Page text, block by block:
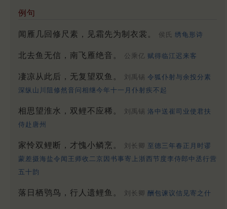
例句
闻雁几回修尺素，见霜先为制衣裳。 侯氏 绣龟形诗
北去鱼无信，南飞雁绝音。 公乘亿 赋得临江迟来客
凄凉从此后，无复望双鱼。 刘禹锡 令狐仆射与余投分素
深纵山川阻修然音问相继今年十一月仆射疾不起
相思望淮水，双鲤不应稀。 刘禹锡 洛中送崔司业使君扶
侍赴唐州
家怜双鲤断，才愧小鳞烹。 刘长卿 至德三年春正月时谬
蒙差摄海盐令闻王师收二京因书事寄上浙西节度李侍郎中丞行营
五十韵
落日栖鸮鸟，行人遗鲤鱼。 刘长卿 酬包谏议佶见寄之什